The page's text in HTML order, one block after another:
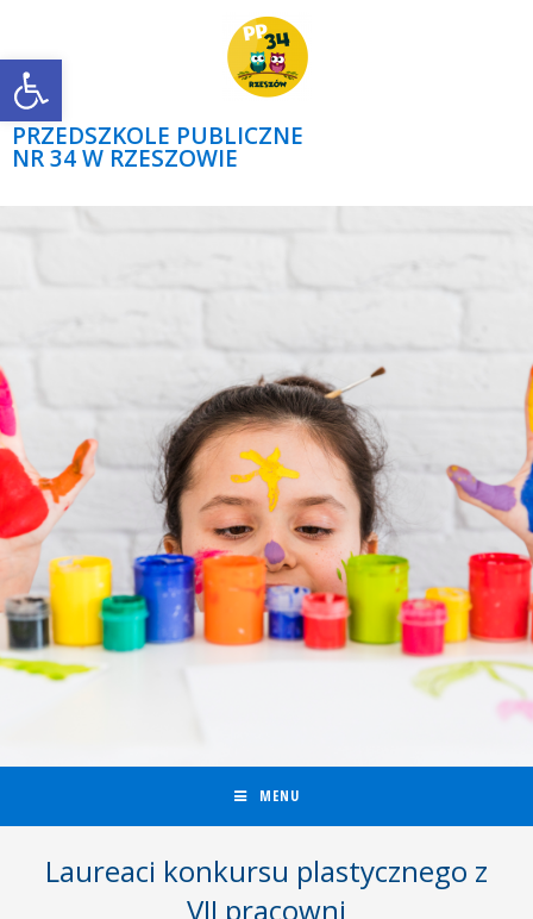
Open toolbar
PRZEDSZKOLE PUBLICZNE
NR 34 W RZESZOWIE
MENU
Laureaci konkursu plastycznego z
VII pracowni